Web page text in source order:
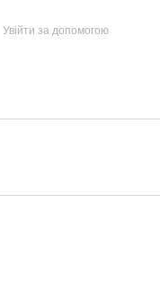
Увійти за допомогою